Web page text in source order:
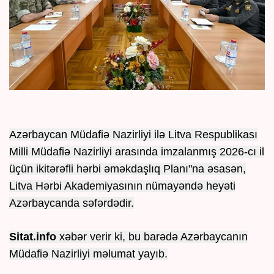
Azərbaycan Müdafiə Nazirliyi ilə Litva Respublikası
Milli Müdafiə Nazirliyi arasında imzalanmış 2026-cı il
üçün ikitərəfli hərbi əməkdaşlıq Planı"na əsasən,
Litva Hərbi Akademiyasının nümayəndə heyəti
Azərbaycanda səfərdədir.
Sitat.info xəbər verir ki, bu barədə Azərbaycanın
Müdafiə Nazirliyi məlumat yayıb.